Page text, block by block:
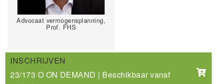
Advocaat vermogensplanning,
Prof. FHS
INSCHRIJVEN
23/173 O ON DEMAND | Beschikbaar vanaf